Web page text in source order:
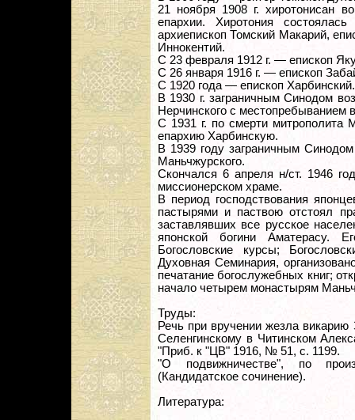
21 ноября 1908 г. хиротонисан
епархии. Хиротония
архиепископ Томский Макарий,
Иннокентий.
С 23 февраля 1912 г. — епископ
С 26 января 1916 г. — епископ
С 1920 года — епископ Харбинский.
В 1930 г. заграничным Синодом
Нерчинского с местопребыванием
С 1931 г. по смерти митрополита
епархию Харбинскую.
В 1939 году заграничным
Маньчжурского.
Скончался 6 апреля н/ст. 1946
миссионерском храме.
В период господствования
пастырями и паствою отстоял
заставлявших все русское
японской богини Аматерасу.
Богословские курсы;
Духовная Семинария,
печатание богослужебных книг;
начало четырем монастырям
Труды:
Речь при вручении жезла
Селенгинскому в Читинском
"Приб. к "ЦВ" 1916, № 51, с. 1199.
"О подвижничестве", по
(Кандидатское сочинение).
Литература: